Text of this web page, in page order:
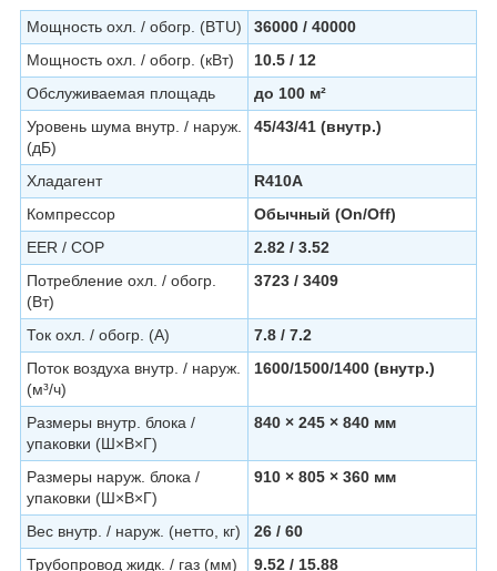
Мощность охл. / обогр. (BTU)
36000 / 40000
Мощность охл. / обогр. (кВт)
10.5 / 12
Обслуживаемая площадь
до 100 м²
Уровень шума внутр. / наруж.
(дБ)
45/43/41 (внутр.)
Хладагент
R410A
Компрессор
Обычный (On/Off)
EER / COP
2.82 / 3.52
Потребление охл. / обогр.
(Вт)
3723 / 3409
Ток охл. / обогр. (А)
7.8 / 7.2
Поток воздуха внутр. / наруж.
(м³/ч)
1600/1500/1400 (внутр.)
Размеры внутр. блока /
упаковки (Ш×В×Г)
840 × 245 × 840 мм
Размеры наруж. блока /
упаковки (Ш×В×Г)
910 × 805 × 360 мм
Вес внутр. / наруж. (нетто, кг)
26 / 60
Трубопровод жидк. / газ (мм)
9.52 / 15.88